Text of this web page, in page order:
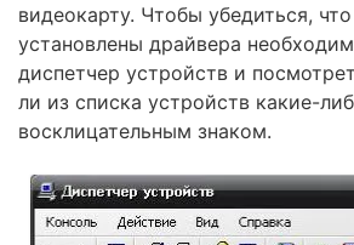
видеокарту. Чтобы убедиться,
установлены драйвера
диспетчер устройств и
ли из списка устройств какие-
восклицательным знаком.